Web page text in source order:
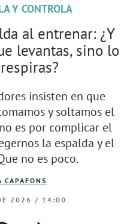
Y CONTROLA
al entrenar: ¿Y
levantas, sino lo
insisten en que
y soltamos el
es por complicar el
la espalda y el
no es poco.
CAPAFONS
2026 / 14:00